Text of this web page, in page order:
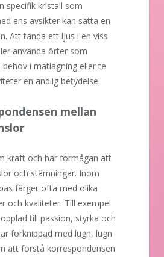
specifik kristall som
ens avsikter kan sätta en
Att tända ett ljus i en viss
använda örter som
i matlagning eller te
en andlig betydelse.
mellan
kraft och har förmågan att
och stämningar. Inom
färger ofta med olika
och kvaliteter. Till exempel
till passion, styrka och
förknippad med lugn, lugn
att förstå korrespondensen